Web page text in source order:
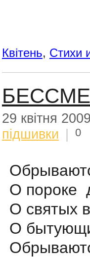
Квітень, Стихи
29 квітня
підшивки
0
О пороке
О святых
О